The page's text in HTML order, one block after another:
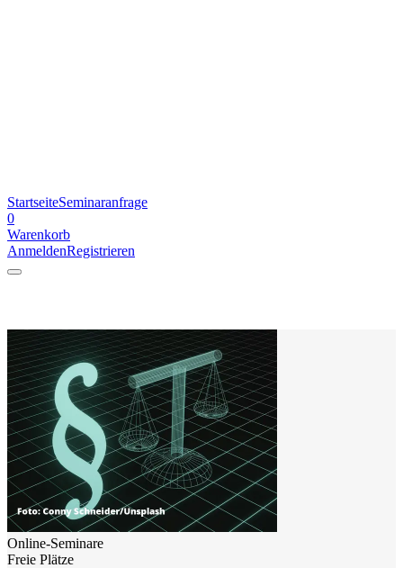
StartseiteSeminaranfrage
0
Warenkorb
AnmeldenRegistrieren
Online-Seminare
Freie Plätze